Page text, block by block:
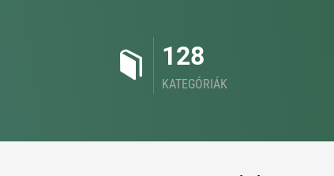
128
KATEGÓRIÁK